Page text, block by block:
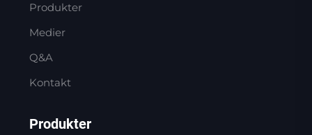
Produkter
Medier
Q&A
Kontakt
Produkter